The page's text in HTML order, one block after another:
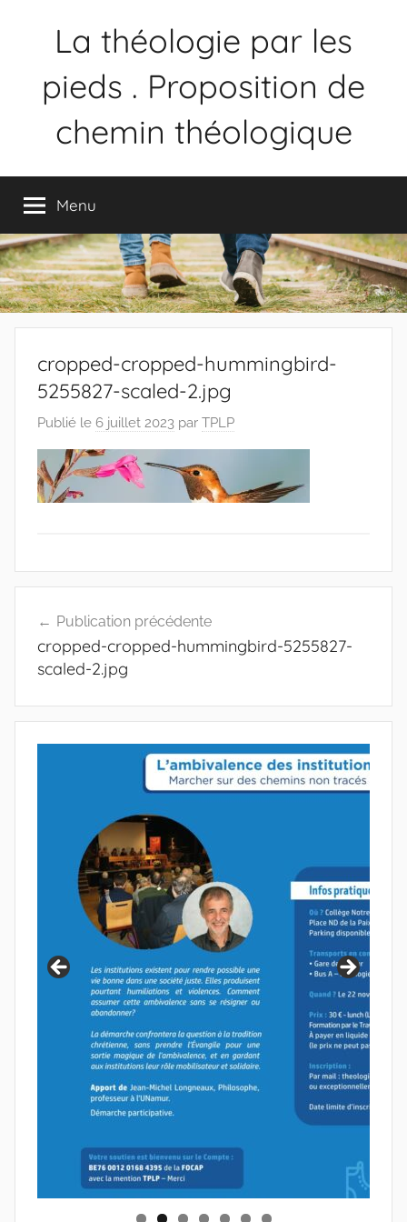
La théologie par les
pieds . Proposition de
chemin théologique
chemin
théologique
Menu
cropped-cropped-hummingbird-
5255827-scaled-2.jpg
Publié le 6 juillet 2023 par TPLP
Publication précédente
cropped-cropped-hummingbird-5255827-
scaled-2.jpg